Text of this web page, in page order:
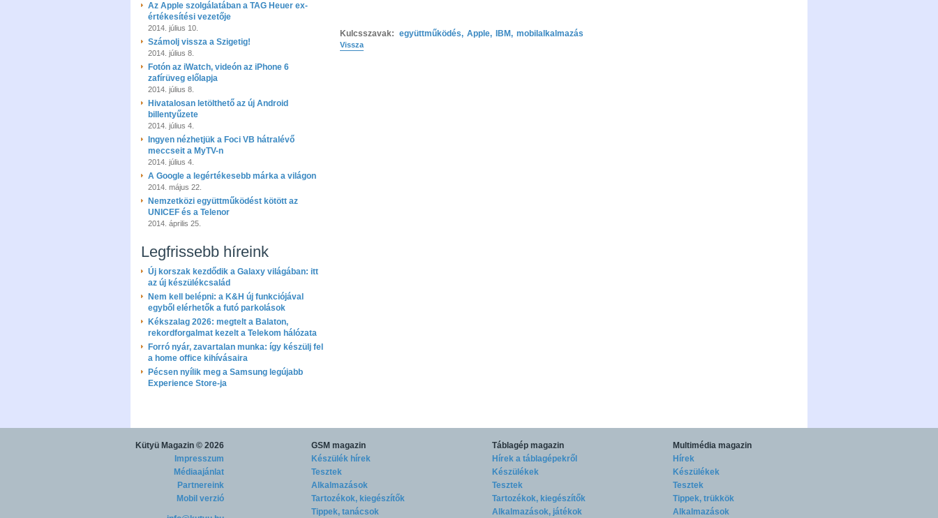
Az Apple szolgálatában a TAG Heuer ex-
értékesítési vezetője
2014. július 10.
Számolj vissza a Szigetig!
2014. július 8.
Fotón az iWatch, videón az iPhone 6
zafírüveg előlapja
2014. július 8.
Hivatalosan letölthető az új Android
billentyűzete
2014. július 4.
Ingyen nézhetjük a Foci VB hátralévő
meccseit a MyTV-n
2014. július 4.
A Google a legértékesebb márka a világon
2014. május 22.
Nemzetközi együttműködést kötött az
UNICEF és a Telenor
2014. április 25.
Legfrissebb híreink
Új korszak kezdődik a Galaxy világában: itt
az új készülékcsalád
Nem kell belépni: a K&H új funkciójával
egyből elérhetők a futó parkolások
Kékszalag 2026: megtelt a Balaton,
rekordforgalmat kezelt a Telekom hálózata
Forró nyár, zavartalan munka: így készülj fel
a home office kihívásaira
Pécsen nyílik meg a Samsung legújabb
Experience Store-ja
Kulcsszavak: együttműködés, Apple, IBM, mobilalkalmazás
Vissza
Kütyü Magazin © 2026
Impresszum
Médiaajánlat
Partnereink
Mobil verzió
GSM magazin
Készülék hírek
Tesztek
Alkalmazások
Tartozékok, kiegészítők
Tippek, tanácsok
Táblagép magazin
Hírek a táblagépekről
Készülékek
Tesztek
Tartozékok, kiegészítők
Alkalmazások, játékok
Multimédia magazin
Hírek
Készülékek
Tesztek
Tippek, trükkök
Alkalmazások